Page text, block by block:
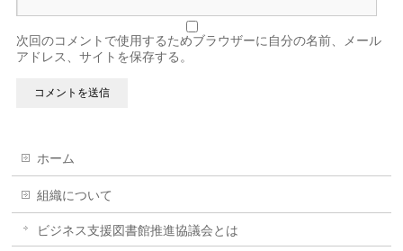
次回のコメントで使用するためブラウザーに自分の名前、メール
アドレス、サイトを保存する。
ホーム
組織について
ビジネス支援図書館推進協議会とは